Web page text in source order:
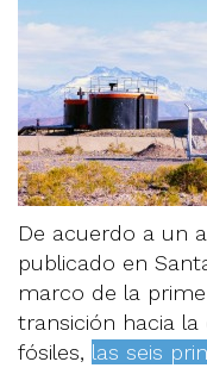
De acuerdo a un
publicado en
marco de la
transición hacia
fósiles, las seis